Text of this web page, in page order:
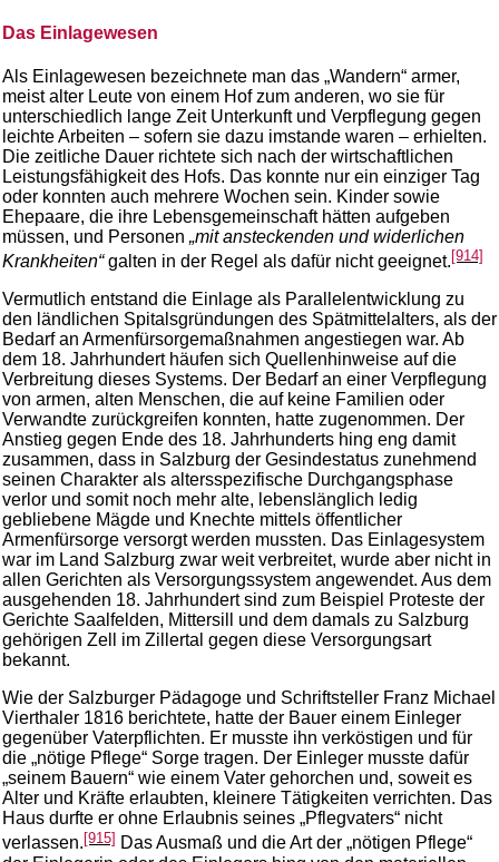
Das Einlagewesen
Als Einlagewesen bezeichnete man das „Wandern“ armer,
meist alter Leute von einem Hof zum anderen, wo sie für
unterschiedlich lange Zeit Unterkunft und Verpflegung gegen
leichte Arbeiten – sofern sie dazu imstande waren – erhielten.
Die zeitliche Dauer richtete sich nach der wirtschaftlichen
Leistungsfähigkeit des Hofs. Das konnte nur ein einziger Tag
oder konnten auch mehrere Wochen sein. Kinder sowie
Ehepaare, die ihre Lebensgemeinschaft hätten aufgeben
müssen, und Personen „mit ansteckenden und widerlichen
Krankheiten“galten in der Regel als dafür nicht geeignet. [914]
Vermutlich entstand die Einlage als Parallelentwicklung zu
den ländlichen Spitalsgründungen des Spätmittelalters, als der
Bedarf an Armenfürsorgemaßnahmen angestiegen war. Ab
dem 18. Jahrhundert häufen sich Quellenhinweise auf die
Verbreitung dieses Systems. Der Bedarf an einer Verpflegung
von armen, alten Menschen, die auf keine Familien oder
Verwandte zurückgreifen konnten, hatte zugenommen. Der
Anstieg gegen Ende des 18. Jahrhunderts hing eng damit
zusammen, dass in Salzburg der Gesindestatus zunehmend
seinen Charakter als altersspezifische Durchgangsphase
verlor und somit noch mehr alte, lebenslänglich ledig
gebliebene Mägde und Knechte mittels öffentlicher
Armenfürsorge versorgt werden mussten. Das Einlagesystem
war im Land Salzburg zwar weit verbreitet, wurde aber nicht in
allen Gerichten als Versorgungssystem angewendet. Aus dem
ausgehenden 18. Jahrhundert sind zum Beispiel Proteste der
Gerichte Saalfelden, Mittersill und dem damals zu Salzburg
gehörigen Zell im Zillertal gegen diese Versorgungsart
bekannt.
Wie der Salzburger Pädagoge und Schriftsteller Franz Michael
Vierthaler 1816 berichtete, hatte der Bauer einem Einleger
gegenüber Vaterpflichten. Er musste ihn verköstigen und für
die „nötige Pflege“ Sorge tragen. Der Einleger musste dafür
„seinem Bauern“ wie einem Vater gehorchen und, soweit es
Alter und Kräfte erlaubten, kleinere Tätigkeiten verrichten. Das
Haus durfte er ohne Erlaubnis seines „Pflegvaters“ nicht
verlassen.[915] Das Ausmaß und die Art der „nötigen Pflege“